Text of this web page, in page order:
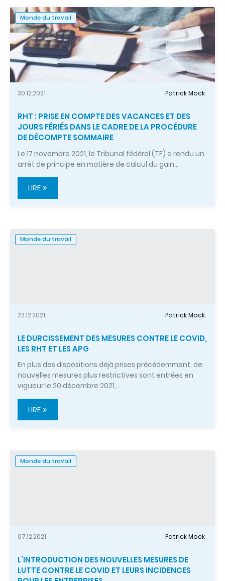
Monde du travail
30.12.2021 Patrick Mock
RHT : PRISE EN COMPTE DES VACANCES ET DES
JOURS FÉRIÉS DANS LE CADRE DE LA PROCÉDURE
DE DÉCOMPTE SOMMAIRE
Le 17 novembre 2021, le Tribunal fédéral (TF) a rendu un
arrêt de principe en matière de calcul du gain…
LIRE
Monde du travail
22.12.2021 Patrick Mock
LE DURCISSEMENT DES MESURES CONTRE LE COVID,
LES RHT ET LES APG
En plus des dispositions déjà prises précédemment, de
nouvelles mesures plus restrictives sont entrées en
vigueur le 20 décembre 2021,…
LIRE
Monde du travail
07.12.2021 Patrick Mock
L’INTRODUCTION DES NOUVELLES MESURES DE
LUTTE CONTRE LE COVID ET LEURS INCIDENCES